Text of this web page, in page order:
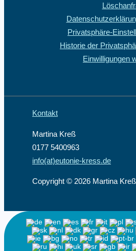
Privatsphäre-
Historie der
Einwilligungen
Kontakt
Martina Kreß
0177 5400963
info(at)eutonie-kress.de
Copyright © 2026 Martina Kreß